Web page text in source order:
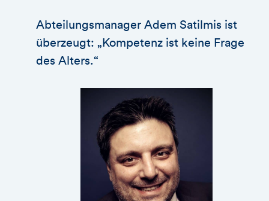
Abteilungsmanager Adem Satilmis ist
überzeugt: „Kompetenz ist keine Frage
des Alters.“